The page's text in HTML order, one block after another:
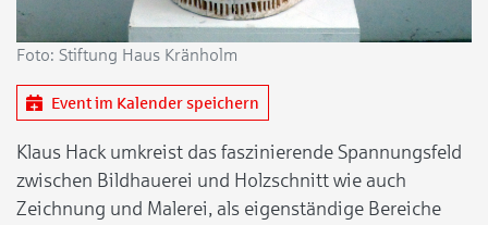
Foto: Stiftung Haus Kränholm
Event im Kalender speichern
Klaus Hack umkreist das faszinierende Spannungsfeld
zwischen Bildhauerei und Holzschnitt wie auch
Zeichnung und Malerei, als eigenständige Bereiche